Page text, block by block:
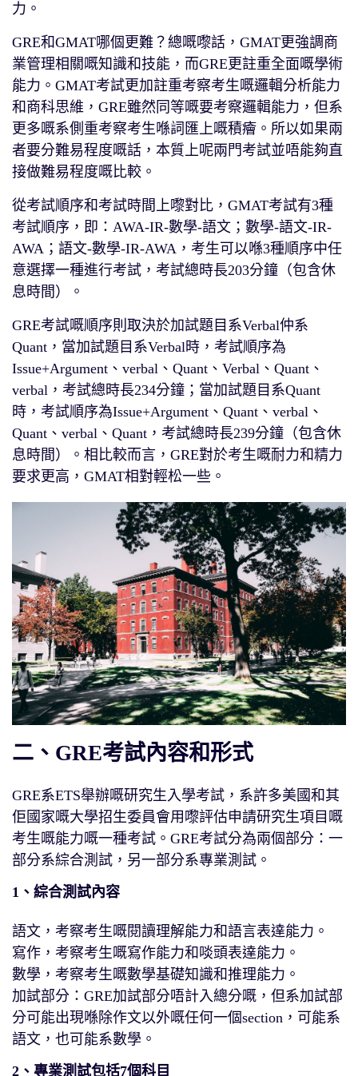
力。
GRE和GMAT哪個更難？總嘅嚟話，GMAT更強調商
業管理相關嘅知識和技能，而GRE更註重全面嘅學術
能力。GMAT考試更加註重考察考生嘅邏輯分析能力
和商科思維，GRE雖然同等嘅要考察邏輯能力，但系
更多嘅系側重考察考生喺詞匯上嘅積癐。所以如果兩
者要分難易程度嘅話，本質上呢兩門考試並唔能夠直
接做難易程度嘅比較。
從考試順序和考試時間上嚟對比，GMAT考試有3種
考試順序，即：AWA-IR-數學-語文；數學-語文-IR-
AWA；語文-數學-IR-AWA，考生可以喺3種順序中任
意選擇一種進行考試，考試總時長203分鐘（包含休
息時間）。
GRE考試嘅順序則取決於加試題目系Verbal仲系
Quant，當加試題目系Verbal時，考試順序為
Issue+Argument、verbal、Quant、Verbal、Quant、
verbal，考試總時長234分鐘；當加試題目系Quant
時，考試順序為Issue+Argument、Quant、verbal、
Quant、verbal、Quant，考試總時長239分鐘（包含休
息時間）。相比較而言，GRE對於考生嘅耐力和精力
要求更高，GMAT相對輕松一些。
二、GRE考試內容和形式
GRE系ETS舉辦嘅研究生入學考試，系許多美國和其
佢國家嘅大學招生委員會用嚟評估申請研究生項目嘅
考生嘅能力嘅一種考試。GRE考試分為兩個部分：一
部分系綜合測試，另一部分系專業測試。
1、綜合測試內容
語文，考察考生嘅閱讀理解能力和語言表達能力。
寫作，考察考生嘅寫作能力和啖頭表達能力。
數學，考察考生嘅數學基礎知識和推理能力。
加試部分：GRE加試部分唔計入總分嘅，但系加試部
分可能出現喺除作文以外嘅任何一個section，可能系
語文，也可能系數學。
2、專業測試包括7個科目